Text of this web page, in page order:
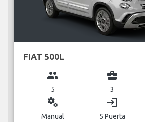
FIAT 500L
group
5
business_center
3
miscellaneous_services
Manual
login
5 Puerta